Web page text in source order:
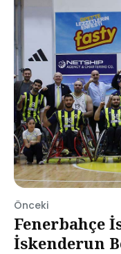
Önceki
Fenerbahçe
İskenderun